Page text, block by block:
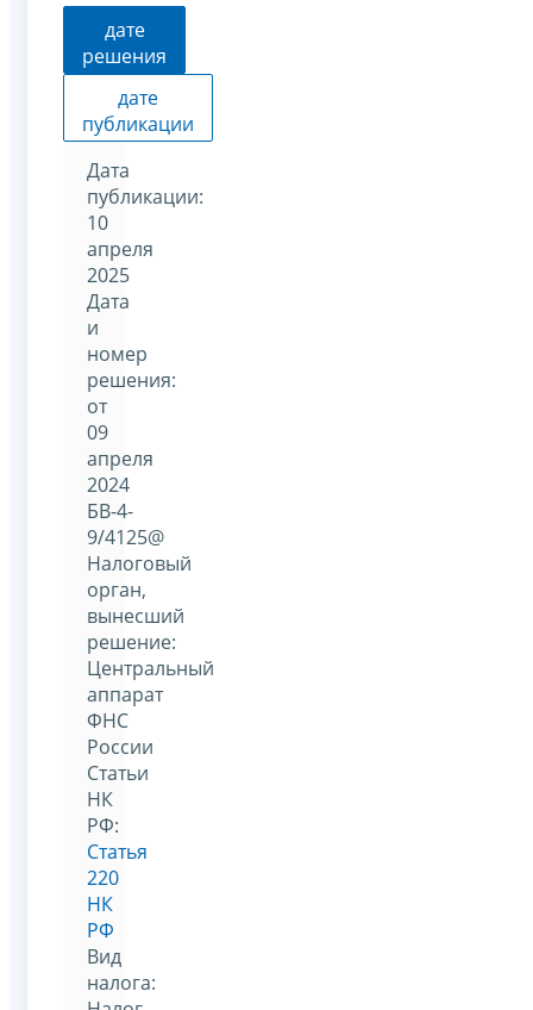
дате
решения
дате
публикации
Дата
публикации:
10
апреля
2025
Дата
и
номер
решения:
от
09
апреля
2024
БВ-4-
9/4125@
Налоговый
орган,
вынесший
решение:
Центральный
аппарат
ФНС
России
Статьи
НК
РФ:
Статья
220
НК
РФ
Вид
налога: